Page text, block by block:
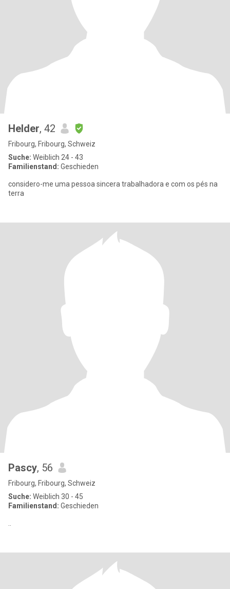
Helder, 42
Fribourg, Fribourg, Schweiz
Suche: Weiblich 24 - 43
Familienstand: Geschieden
considero-me uma pessoa sincera trabalhadora e com os pés na
terra
Pascy, 56
Fribourg, Fribourg, Schweiz
Suche: Weiblich 30 - 45
Familienstand: Geschieden